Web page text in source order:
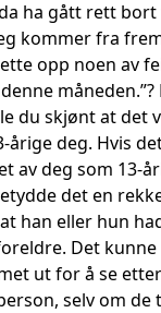
ha gått rett
kommer fra
opp noen av
du skjønt at det
årige deg. Hvis
av deg som 13-
det en
han eller hun
Det
ut for å se
selv om de